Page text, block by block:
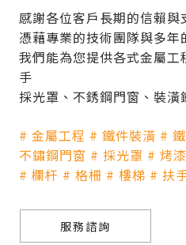
感謝各位客戶長期的信賴與
憑藉專業的技術團隊與多年
我們能為您提供各式金屬
手
採光罩、不銹鋼門窗、裝潢
# 金屬工程 # 鐵件裝潢 #
不鏽鋼門窗 # 採光罩 # 烤
# 欄杆 # 格柵 # 樓梯 # 扶
服務諮詢